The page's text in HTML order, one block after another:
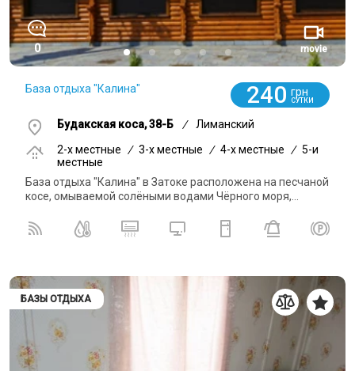
0 movie
База отдыха "Калина" 240 грн
СУТКИ
Будакская коса, 38-Б /
Лиманский
2-x местные
/ 3-x местные / 4-x местные / 5-и
местные
База отдыха "Калина" в Затоке расположена на песчаной
косе, омываемой солёными водами Чёрного моря,...
БАЗЫ ОТДЫХА